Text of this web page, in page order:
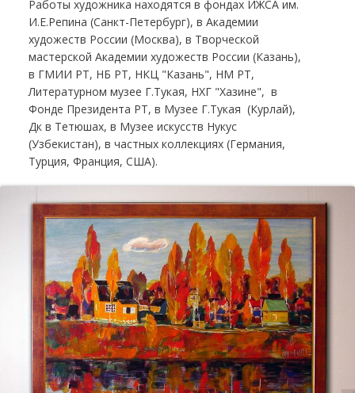
Работы художника находятся в фондах ИЖСА им.
И.Е.Репина (Санкт-Петербург), в Академии
художеств России (Москва), в Творческой
мастерской Академии художеств России (Казань),
в ГМИИ РТ, НБ РТ, НКЦ "Казань", НМ РТ,
Литературном музее Г.Тукая, НХГ "Хазине", в
Фонде Президента РТ, в Музее Г.Тукая (Курлай),
Дк в Тетюшах, в Музее искусств Нукус
(Узбекистан), в частных коллекциях (Германия,
Турция, Франция, США).